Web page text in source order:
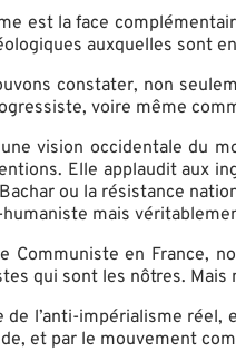
est la face
auxquelles sont
constater, non
voire même
vision occidentale du
Elle applaudit aux
ou la résistance
mais
Communiste en France,
qui sont les nôtres.
de l’anti-impérialisme
et par le mouvement